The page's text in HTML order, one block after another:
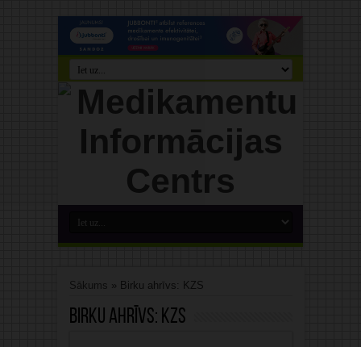
Sākums » Birku ahrīvs: KZS
Birku ahrīvs: KZS